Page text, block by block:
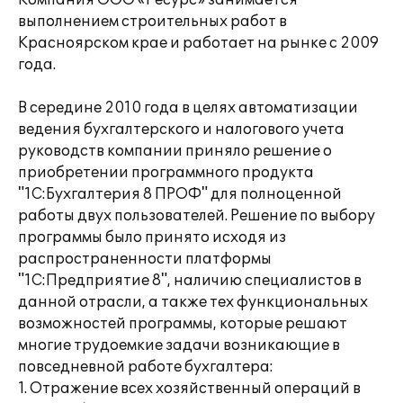
выполнением строительных работ в
Красноярском крае и работает на рынке с 2009
года.
В середине 2010 года в целях автоматизации
ведения бухгалтерского и налогового учета
руководств компании приняло решение о
приобретении программного продукта
"1С:Бухгалтерия 8 ПРОФ" для полноценной
работы двух пользователей. Решение по выбору
программы было принято исходя из
распространенности платформы
"1С:Предприятие 8", наличию специалистов в
данной отрасли, а также тех функциональных
возможностей программы, которые решают
многие трудоемкие задачи возникающие в
повседневной работе бухгалтера:
1. Отражение всех хозяйственный операций в